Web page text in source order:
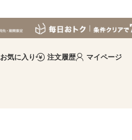
お気に入り 注文履歴 マイページ